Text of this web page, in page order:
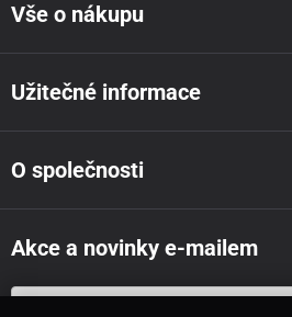
Vše o nákupu
Užitečné informace
O společnosti
Akce a novinky e-mailem